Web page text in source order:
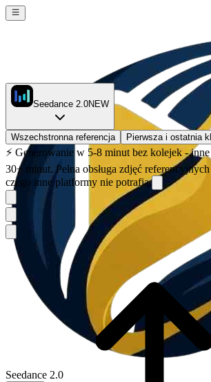
Seedance 2.0
Seedance 2.0NEW
Wszechstronna referencja Pierwsza i ostatnia
⚡ Generowanie w 5-8 minut bez kolejek -
30+ minut. Pełna obsługa zdjęć
czego inne platformy nie potrafią.